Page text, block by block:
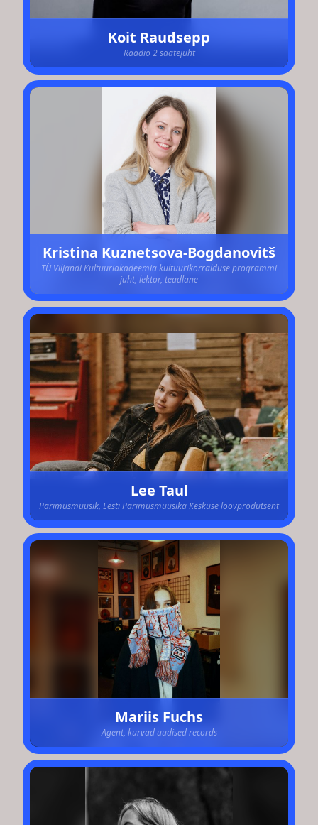
Koit Raudsepp
Raadio 2 saatejuht
Kristina Kuznetsova-Bogdanovitš
TÜ Viljandi Kultuuriakadeemia kultuurikorralduse programmi
juht, lektor, teadlane
Lee Taul
Pärimusmuusik, Eesti Pärimusmuusika Keskuse loovprodutsent
Mariis Fuchs
Agent, kurvad uudised records